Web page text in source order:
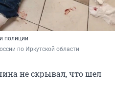
полиции
по Иркутской области
не скрывал, что шел